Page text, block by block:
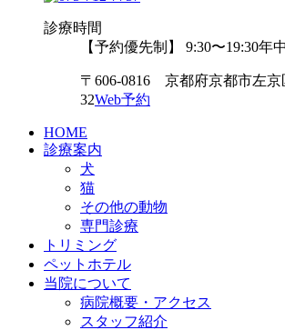
診療時間
【予約優先制】 9:30〜19:30年
〒606-0816 京都府京都市左京
32Web予約
HOME
診療案内
犬
猫
その他の動物
専門診療
トリミング
ペットホテル
当院について
病院概要・アクセス
スタッフ紹介